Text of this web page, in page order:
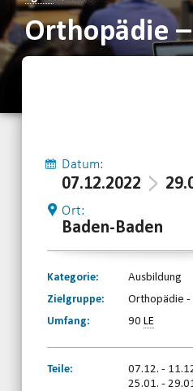
Orthopädie
Datum:
07.12.2022
Ort:
Baden-Baden
Kategorie:
Ausbildung
Zielgruppe:
Orthopädie -
Umfang:
90LE
Teile:
07.12. -
25.01. -